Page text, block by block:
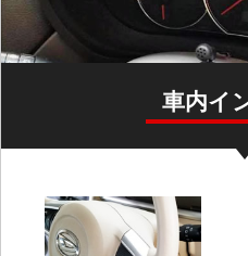
車内イ